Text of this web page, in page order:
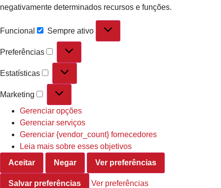
negativamente determinados recursos e funções.
Funcional Sempre ativo
Preferências
Estatísticas
Marketing
Gerenciar opções
Gerenciar serviços
Gerenciar {vendor_count} fornecedores
Leia mais sobre esses objetivos
Aceitar
Negar Ver preferências
Salvar preferências
Ver preferências